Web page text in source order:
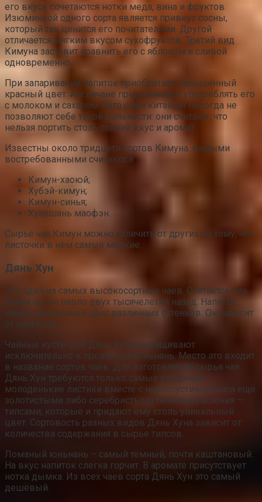
его вкусе сочетаются нотки меда, вина и фруктов.
Изюминкой одного сорта является привкус сосны,
который так ценится его почитателями. Другой
отличается мягким вкусом сухофруктов. Третий вид
Кимуна заставит сравнить его с яблоком и сливой
одновременно.
При запаривании напиток приобретает насыщенный
красный цвет. Англичане предпочитают употреблять его
с молоком и сахаром. Зато сами китайцы никогда не
позволяют себе такой вольности: они считают, что
нельзя портить столь тонкий вкус и аромат.
Известны около тридцати сортов Кимуна. Самыми
востребованными считаются:
Кимун-хаоюй;
Хубэй-кимун;
Кимун-синья;
Хуаншань маофэн.
Сырьё чая Кимун можно отличить от других по тому, что
листочки в нём самые мелкие.
Дянь Хун
Это один из самых высокосортных чаев. Считается, что
появился он около двух тысячелетий назад. Напиток
имеет оранжевый цвет различных оттенков. Он зависит
от сорта чая.
Чайные кусты для Дянь Хуна выращивают
исключительно в провинции Юньнань. Место это входит
в название сортов чаев. Для изготовления сырья чая
Дянь Хун требуются только самые отборные
молоденькие листики вместе с нераспустившимися ещё
золотистыми либо серебристыми почками растения —
типсами, которые и придают ему столь уникальный
цвет. Сортовость разных видов Дянь Хуна зависит от
количества содержания в сырье типсов.
Ломаный юньнань – самый тёмный, почти каштановый.
На вкус напиток слегка горчит. В аромате присутствует
нотка дымка. Из всех чаев сорта Дянь Хун это самый
дешёвый.